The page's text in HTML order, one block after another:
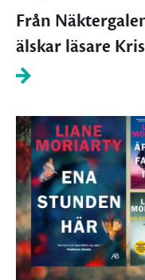
Från
älskar läsare